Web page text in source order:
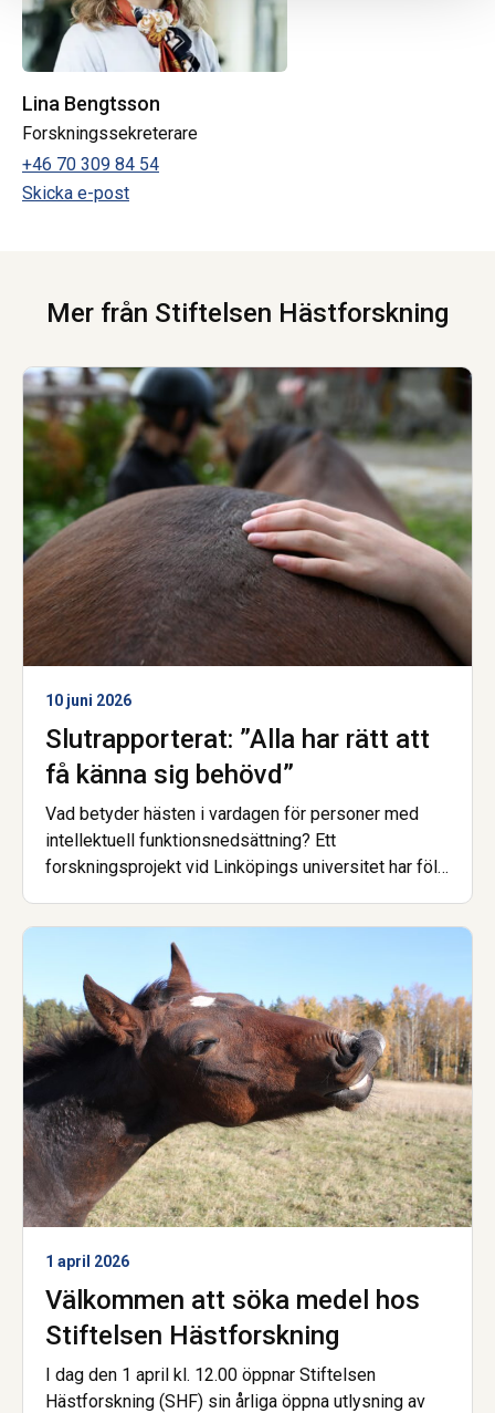
Lina Bengtsson
Forskningssekreterare
+46 70 309 84 54
Skicka e-post
Mer från Stiftelsen Hästforskning
10 juni 2026
Slutrapporterat: ”Alla har rätt att
få känna sig behövd”
Vad betyder hästen i vardagen för personer med
intellektuell funktionsnedsättning? Ett
forskningsprojekt vid Linköpings universitet har följt
delaktighet och en känsla av att vara behövd, men
det räcker inte att hästarna bara finns där.
1 april 2026
Välkommen att söka medel hos
Stiftelsen Hästforskning
I dag den 1 april kl. 12.00 öppnar Stiftelsen
Hästforskning (SHF) sin årliga öppna utlysning av